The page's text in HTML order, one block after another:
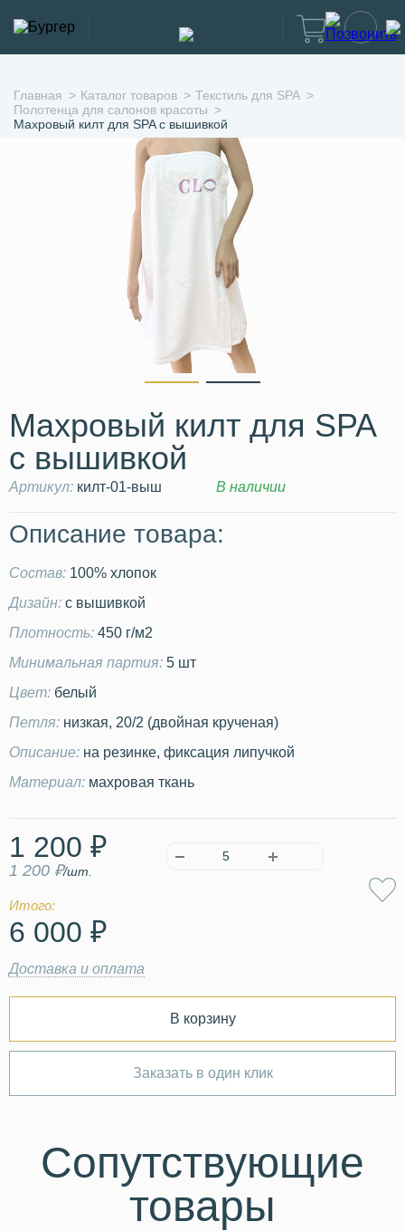
Главная Каталог товаров
Текстиль для SPA
Полотенца для салонов красоты
Махровый килт для SPA с вышивкой
Махровый килт для SPA
с вышивкой
Артикул: килт-01-выш В наличии
Описание товара:
Состав: 100% хлопок
Дизайн: с вышивкой
Плотность: 450 г/м2
Минимальная партия: 5 шт
Цвет: белый
Петля: низкая, 20/2 (двойная крученая)
Описание: на резинке, фиксация липучкой
Материал: махровая ткань
1 200 ₽
1 200 ₽/шт.
Итого:
6 000 ₽
Доставка и оплата
В корзину
Заказать в один клик
Сопутствующие
товары